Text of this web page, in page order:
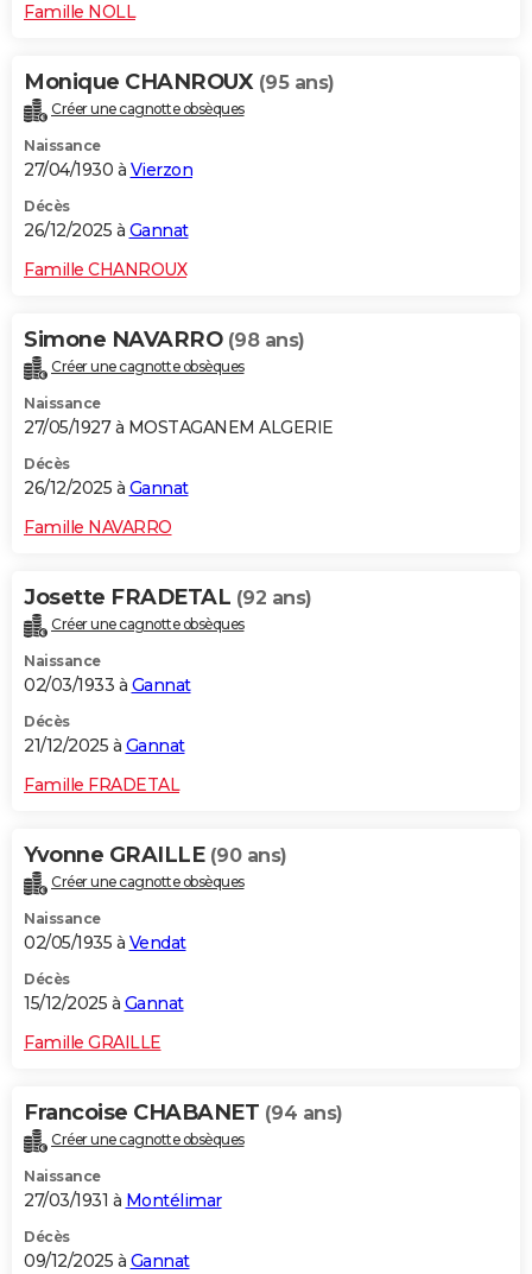
Famille NOLL
Monique CHANROUX (95 ans)
Créer une cagnotte obsèques
Naissance
27/04/1930 à Vierzon
Décès
26/12/2025 à Gannat
Famille CHANROUX
Simone NAVARRO (98 ans)
Créer une cagnotte obsèques
Naissance
27/05/1927 à MOSTAGANEM ALGERIE
Décès
26/12/2025 à Gannat
Famille NAVARRO
Josette FRADETAL (92 ans)
Créer une cagnotte obsèques
Naissance
02/03/1933 à Gannat
Décès
21/12/2025 à Gannat
Famille FRADETAL
Yvonne GRAILLE (90 ans)
Créer une cagnotte obsèques
Naissance
02/05/1935 à Vendat
Décès
15/12/2025 à Gannat
Famille GRAILLE
Francoise CHABANET (94 ans)
Créer une cagnotte obsèques
Naissance
27/03/1931 à Montélimar
Décès
09/12/2025 à Gannat